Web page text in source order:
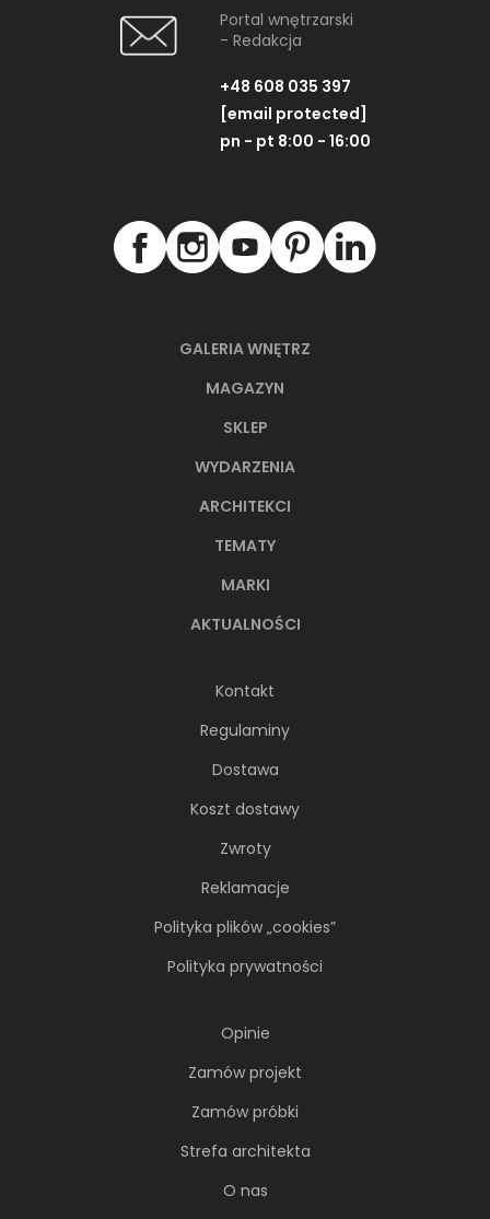
GALERIA WNĘTRZ
MAGAZYN
SKLEP
WYDARZENIA
ARCHITEKCI
TEMATY
MARKI
AKTUALNOŚCI
Kontakt
Regulaminy
Dostawa
Koszt dostawy
Zwroty
Reklamacje
Polityka plików „cookies”
Polityka prywatności
Opinie
Zamów projekt
Zamów próbki
Strefa architekta
O nas
Portal wnętrzarski
- Redakcja
+48 608 035 397
[email protected]
pn - pt 8:00 - 16:00